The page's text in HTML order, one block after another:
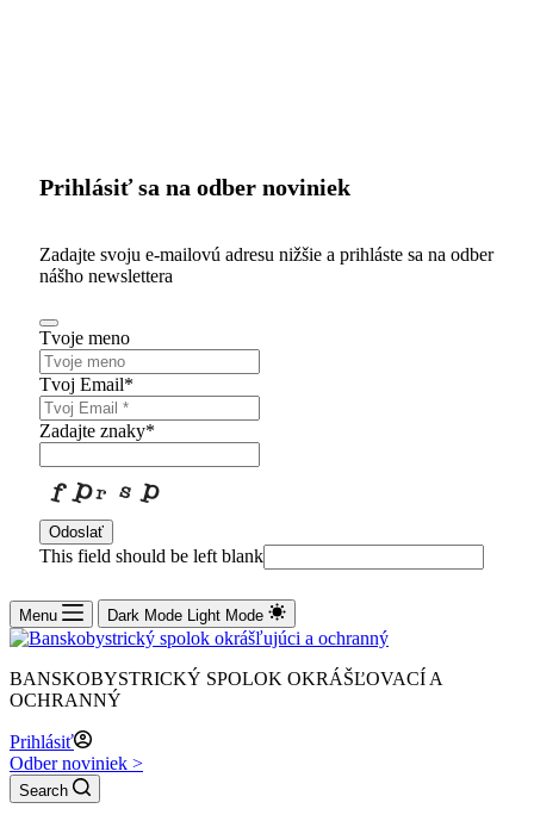
Prihlásiť sa na odber noviniek
Zadajte svoju e-mailovú adresu nižšie a prihláste sa na odber
nášho newslettera
Tvoje meno
Tvoj Email*
Zadajte znaky*
Odoslať
This field should be left blank
Menu Dark Mode Light Mode
BANSKOBYSTRICKÝ SPOLOK OKRÁŠĽOVACÍ A
OCHRANNÝ
Prihlásiť
Odber noviniek >
Search